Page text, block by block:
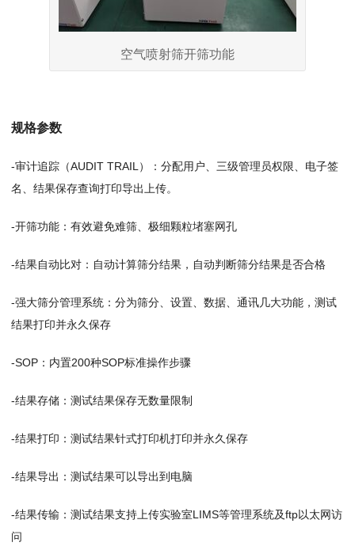
空气喷射筛开筛功能
规格参数
-审计追踪（AUDIT TRAIL）：分配用户、三级管理员权限、电子签
名、结果保存查询打印导出上传。
-开筛功能：有效避免难筛、极细颗粒堵塞网孔
-结果自动比对：自动计算筛分结果，自动判断筛分结果是否合格
-强大筛分管理系统：分为筛分、设置、数据、通讯几大功能，测试
结果打印并永久保存
-SOP：内置200种SOP标准操作步骤
-结果存储：测试结果保存无数量限制
-结果打印：测试结果针式打印机打印并永久保存
-结果导出：测试结果可以导出到电脑
-结果传输：测试结果支持上传实验室LIMS等管理系统及ftp以太网访
问